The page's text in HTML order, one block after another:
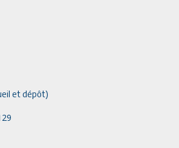
et dépôt)